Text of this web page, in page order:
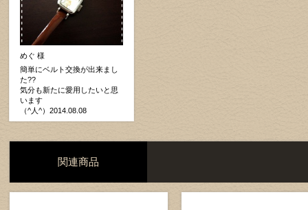
めぐ 様
簡単にベルト交換が出来まし
た??
気分も新たに愛用したいと思
います
（^人^）2014.08.08
関連商品